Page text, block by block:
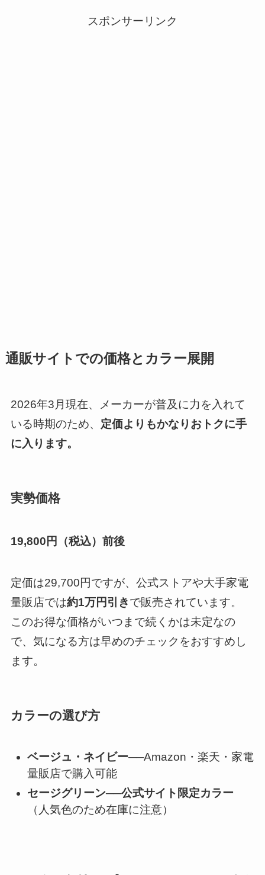
スポンサーリンク
通販サイトでの価格とカラー展開
2026年3月現在、メーカーが普及に力を入れて
いる時期のため、 定価よりもかなりおトクに手
に入ります。
実勢価格
19,800円（税込）前後
定価は29,700円ですが、公式ストアや大手家電
量販店では約1万円引きで販売されています。
このお得な価格がいつまで続くかは未定なの
で、気になる方は早めのチェックをおすすめし
ます。
カラーの選び方
ベージュ・ネイビー──Amazon・楽天・家電
量販店で購入可能
セージグリーン──公式サイト限定カラー
（人気色のため在庫に注意）